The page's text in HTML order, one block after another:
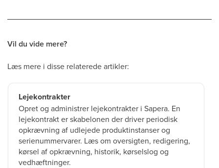
Vil du vide mere?
Læs mere i disse relaterede artikler:
Lejekontrakter
Opret og administrer lejekontrakter i Sapera. En
lejekontrakt er skabelonen der driver periodisk
opkrævning af udlejede produktinstanser og
serienummervarer. Læs om oversigten, redigering,
kørsel af opkrævning, historik, kørselslog og
vedhæftninger.